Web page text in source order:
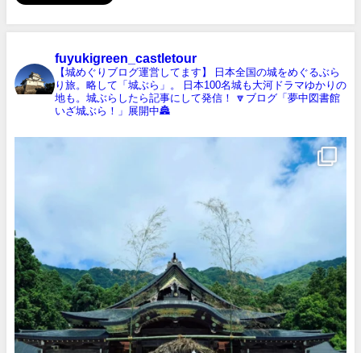
fuyukigreen_castletour
【城めぐりブログ運営してます】
日本全国の城をめぐるぶら
り旅。略して「城ぶら」。
日本100名城も大河ドラマゆかりの
地も。城ぶらしたら記事にして発信！
🔽ブログ「夢中図書館
いざ城ぶら！」展開中🏯